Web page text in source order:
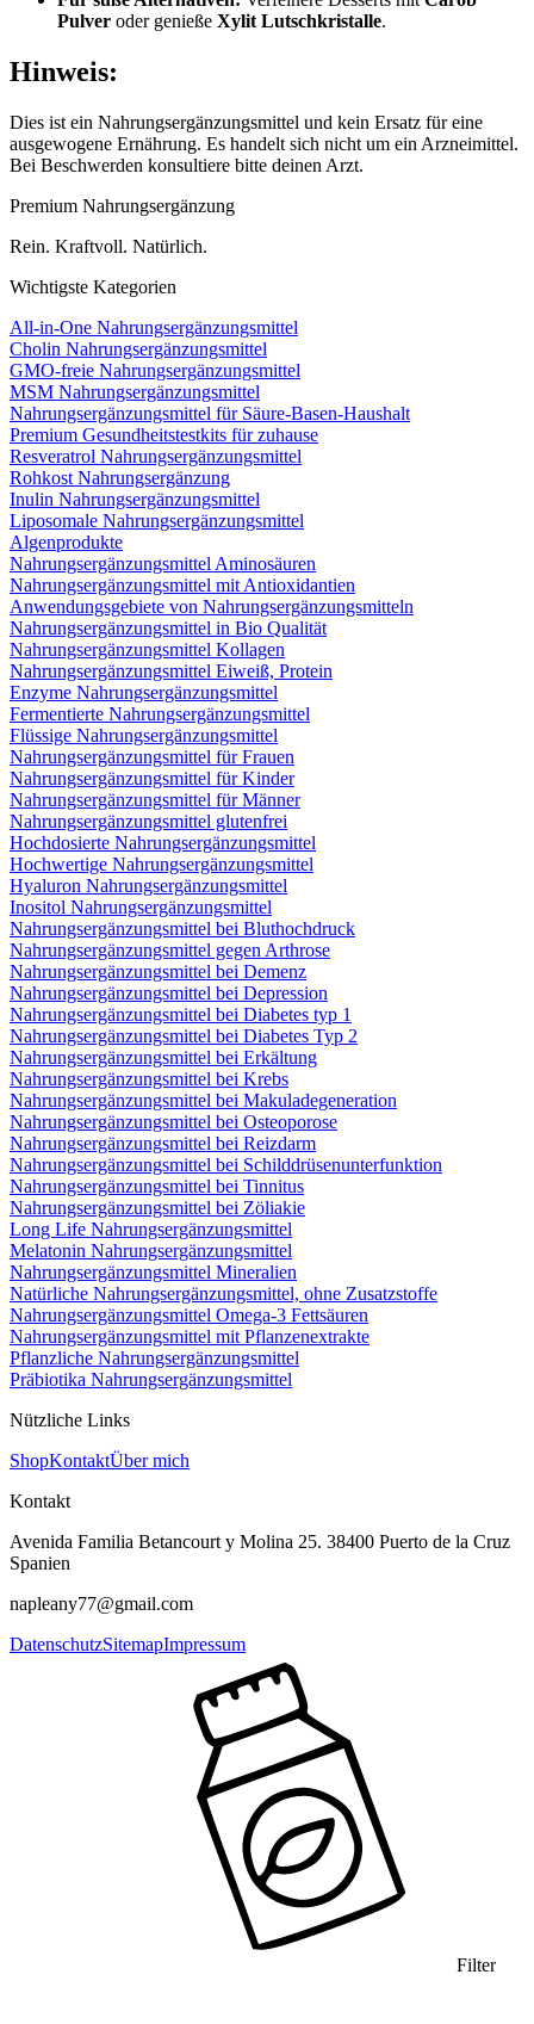
Pulver oder genieße Xylit Lutschkristalle.
Hinweis:
Dies ist ein Nahrungsergänzungsmittel und kein Ersatz für eine
ausgewogene Ernährung. Es handelt sich nicht um ein Arzneimittel.
Bei Beschwerden konsultiere bitte deinen Arzt.
Filter
Premium Nahrungsergänzung
Rein. Kraftvoll. Natürlich.
Wichtigste Kategorien
All-in-One Nahrungsergänzungsmittel
Cholin Nahrungsergänzungsmittel
GMO-freie Nahrungsergänzungsmittel
MSM Nahrungsergänzungsmittel
Nahrungsergänzungsmittel für Säure-Basen-Haushalt
Premium Gesundheitstestkits für zuhause
Resveratrol Nahrungsergänzungsmittel
Rohkost Nahrungsergänzung
Inulin Nahrungsergänzungsmittel
Liposomale Nahrungsergänzungsmittel
Algenprodukte
Nahrungsergänzungsmittel Aminosäuren
Nahrungsergänzungsmittel mit Antioxidantien
Anwendungsgebiete von Nahrungsergänzungsmitteln
Nahrungsergänzungsmittel in Bio Qualität
Nahrungsergänzungsmittel Kollagen
Nahrungsergänzungsmittel Eiweiß, Protein
Enzyme Nahrungsergänzungsmittel
Fermentierte Nahrungsergänzungsmittel
Flüssige Nahrungsergänzungsmittel
Nahrungsergänzungsmittel für Frauen
Nahrungsergänzungsmittel für Kinder
Nahrungsergänzungsmittel für Männer
Nahrungsergänzungsmittel glutenfrei
Hochdosierte Nahrungsergänzungsmittel
Hochwertige Nahrungsergänzungsmittel
Hyaluron Nahrungsergänzungsmittel
Inositol Nahrungsergänzungsmittel
Nahrungsergänzungsmittel bei Bluthochdruck
Nahrungsergänzungsmittel gegen Arthrose
Nahrungsergänzungsmittel bei Demenz
Nahrungsergänzungsmittel bei Depression
Nahrungsergänzungsmittel bei Diabetes typ 1
Nahrungsergänzungsmittel bei Diabetes Typ 2
Nahrungsergänzungsmittel bei Erkältung
Nahrungsergänzungsmittel bei Krebs
Nahrungsergänzungsmittel bei Makuladegeneration
Nahrungsergänzungsmittel bei Osteoporose
Nahrungsergänzungsmittel bei Reizdarm
Nahrungsergänzungsmittel bei Schilddrüsenunterfunktion
Nahrungsergänzungsmittel bei Tinnitus
Nahrungsergänzungsmittel bei Zöliakie
Long Life Nahrungsergänzungsmittel
Melatonin Nahrungsergänzungsmittel
Nahrungsergänzungsmittel Mineralien
Natürliche Nahrungsergänzungsmittel, ohne Zusatzstoffe
Nahrungsergänzungsmittel Omega-3 Fettsäuren
Nahrungsergänzungsmittel mit Pflanzenextrakte
Pflanzliche Nahrungsergänzungsmittel
Präbiotika Nahrungsergänzungsmittel
Nützliche Links
ShopKontaktÜber mich
Kontakt
Avenida Familia Betancourt y Molina 25. 38400 Puerto de la Cruz
Spanien
napleany77@gmail.com
DatenschutzSitemapImpressum